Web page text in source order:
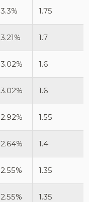
3.3% 1.75
3.21% 1.7
3.02% 1.6
3.02% 1.6
2.92% 1.55
2.64% 1.4
2.55% 1.35
2.55% 1.35